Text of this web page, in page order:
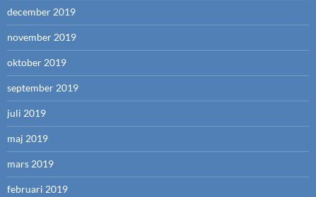
december 2019
november 2019
oktober 2019
september 2019
juli 2019
maj 2019
mars 2019
februari 2019